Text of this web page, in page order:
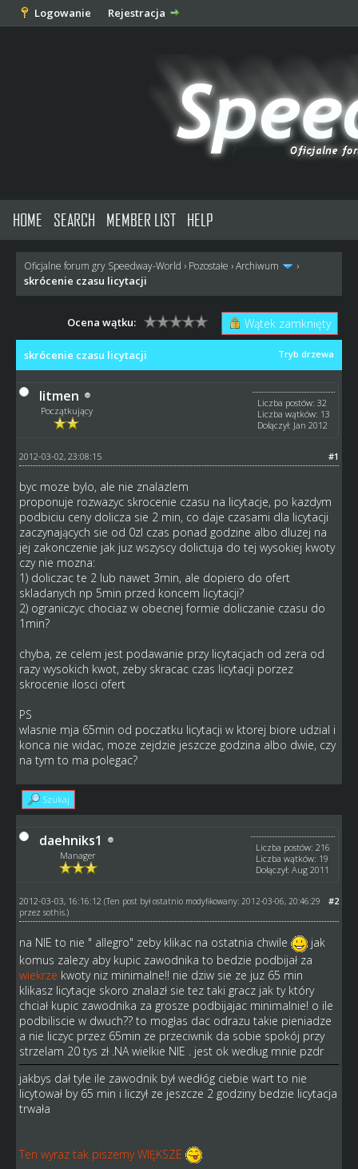
Logowanie Rejestracja
HOME SEARCH MEMBER LIST HELP
Oficjalne forum gry Speedway-World › Pozostałe ›Archiwum ›
skrócenie czasu licytacji
Wątek zamknięty
Ocena wątku:
Tryb drzewa
skrócenie czasu licytacji
litmen
Początkujący
Liczba postów: 32
Liczba wątków: 13
Dołączył: Jan 2012
#1
2012-03-02, 23:08:15
byc moze bylo, ale nie znalazlem
proponuje rozwazyc skrocenie czasu na licytacje, po kazdym
podbiciu ceny dolicza sie 2 min, co daje czasami dla licytacji
zaczynających sie od 0zl czas ponad godzine albo dluzej na
jej zakonczenie jak juz wszyscy dolictuja do tej wysokiej kwoty
czy nie mozna:
1) doliczac te 2 lub nawet 3min, ale dopiero do ofert
skladanych np 5min przed koncem licytacji?
2) ograniczyc chociaz w obecnej formie doliczanie czasu do
1min?
chyba, ze celem jest podawanie przy licytacjach od zera od
razy wysokich kwot, zeby skracac czas licytacji porzez
skrocenie ilosci ofert
PS
wlasnie mja 65min od poczatku licytacji w ktorej biore udzial i
konca nie widac, moze zejdzie jeszcze godzina albo dwie, czy
na tym to ma polegac?
Szukaj
daehniks1
Manager
Liczba postów: 216
Liczba wątków: 19
Dołączył: Aug 2011
#2
2012-03-03, 16:16:12 (Ten post był ostatnio modyfikowany: 2012-03-06, 20:46:29
przez sothis.)
na NIE to nie " allegro" zeby klikac na ostatnia chwile
jak
komus zalezy aby kupic zawodnika to bedzie podbijał za
wiekrze kwoty niz minimalne!! nie dziw sie ze juz 65 min
klikasz licytacje skoro znalazł sie tez taki gracz jak ty który
chciał kupic zawodnika za grosze podbijajac minimalnie! o ile
podbiliscie w dwuch?? to mogłas dac odrazu takie pieniadze
a nie liczyc przez 65min ze przeciwnik da sobie spokój przy
strzelam 20 tys zł .NA wielkie NIE . jest ok według mnie pzdr
jakbys dał tyle ile zawodnik był wedłóg ciebie wart to nie
licytował by 65 min i liczył ze jeszcze 2 godziny bedzie licytacja
trwała
Ten wyraz tak piszemy WIĘKSZE